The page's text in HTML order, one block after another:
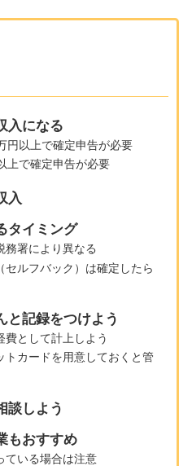
入になる
円以上で確定申告が必要
上で確定申告が必要
入
タイミング
務署により異なる
セルフバック）は確定したら
と記録をつけよう
費として計上しよう
トカードを用意しておくと管
談しよう
もおすすめ
ている場合は注意